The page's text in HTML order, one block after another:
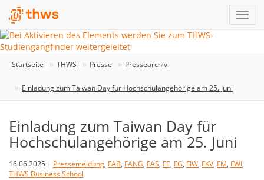
Startseite THWS Presse Pressearchiv
Einladung zum Taiwan Day für Hochschulangehörige am 25. Juni
Einladung zum Taiwan Day für
Hochschulangehörige am 25. Juni
16.06.2025 | Pressemeldung, FAB, FANG, FAS, FE, FG, FIW, FKV, FM, FWI,
THWS Business School